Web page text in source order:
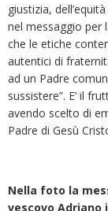
giustizia,
nel messaggio per
che le etiche
autentici di
ad un Padre
sussistere”. E’ il
avendo scelto di
Padre di Gesù
Nella foto la
vescovo Adriano